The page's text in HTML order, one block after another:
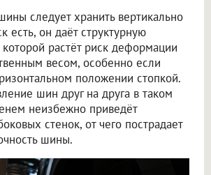
следует хранить вертикально
есть, он даёт структурную
растёт риск деформации
весом, особенно если
положении стопкой.
шин друг на друга в таком
неизбежно приведёт
стенок, от чего пострадает
шины.